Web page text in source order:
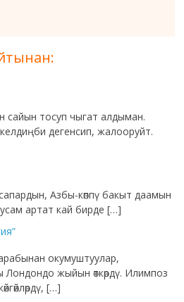
сайын тосуп чыгат алдыман.
дегенсип, жалооруйт.
Азбы-көппү бакыт даамын
артат кай бирде […]
окумуштуулар,
жыйын өткөрдү. Илимпоз
[…]